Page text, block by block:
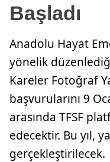
Başladı
Anadolu Hayat
yönelik
Kareler Fotoğraf
başvurularını 9
arasında TFSF
edecektir. Bu yıl,
gerçekleştirilecek.